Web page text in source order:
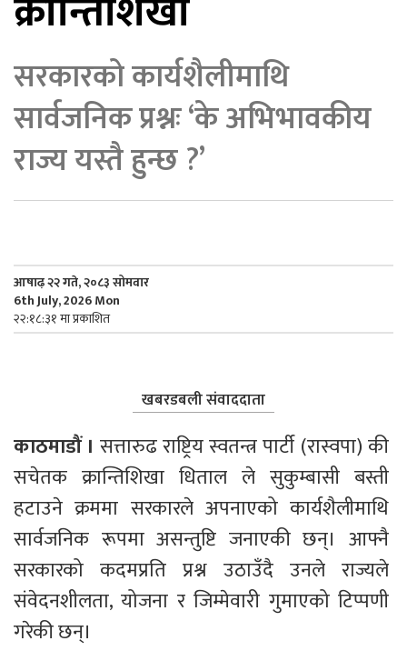
सरकारको कार्यशैलीमाथि
सार्वजनिक प्रश्नः ‘के अभिभावकीय
राज्य यस्तै हुन्छ ?’
आषाढ़ २२ गते, २०८३ सोमवार
6th July, 2026 Mon
२२:१८:३१ मा प्रकाशित
खबरडबली संवाददाता
काठमाडौं । सत्तारुढ राष्ट्रिय स्वतन्त्र पार्टी (रास्वपा) की
सचेतक क्रान्तिशिखा धिताल ले सुकुम्बासी बस्ती
हटाउने क्रममा सरकारले अपनाएको कार्यशैलीमाथि
सार्वजनिक रूपमा असन्तुष्टि जनाएकी छन्। आफ्नै
सरकारको कदमप्रति प्रश्न उठाउँदै उनले राज्यले
संवेदनशीलता, योजना र जिम्मेवारी गुमाएको टिप्पणी
गरेकी छन्।